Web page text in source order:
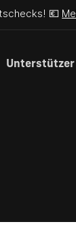
💶
Unterstützer